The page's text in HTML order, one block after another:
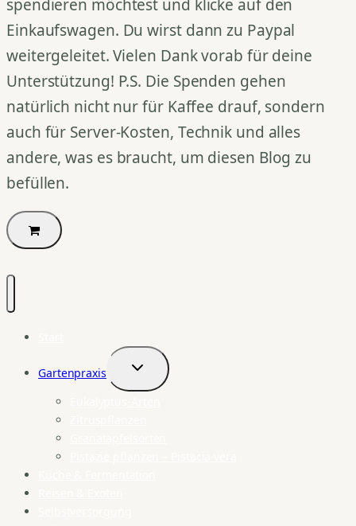
spendieren möchtest und klicke auf den
Einkaufswagen. Du wirst dann zu Paypal
weitergeleitet. Vielen Dank vorab für deine
Unterstützung! P.S. Die Spenden gehen
natürlich nicht nur für Kaffee drauf, sondern
auch für Server-Kosten, Technik und alles
andere, was es braucht, um diesen Blog zu
befüllen.
Gartenpraxis
Untermenü
umschalten